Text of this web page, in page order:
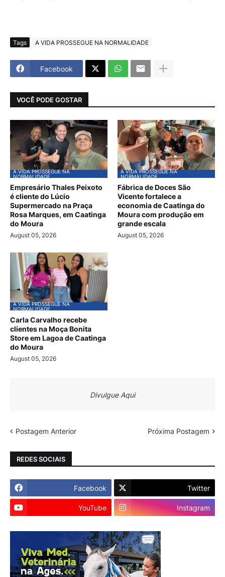
Tags A VIDA PROSSEGUE NA NORMALIDADE
Facebook
VOCÊ PODE GOSTAR
A VIDA PROSSEGUE NA
NORMALIDADE
Empresário Thales Peixoto
é cliente do Lúcio
Supermercado na Praça
Rosa Marques, em Caatinga
do Moura
August 05, 2026
A VIDA PROSSEGUE NA
NORMALIDADE
Fábrica de Doces São
Vicente fortalece a
economia de Caatinga do
Moura com produção em
grande escala
August 05, 2026
A VIDA PROSSEGUE NA
NORMALIDADE
Carla Carvalho recebe
clientes na Moça Bonita
Store em Lagoa de Caatinga
do Moura
August 05, 2026
Divulgue Aqui
Postagem Anterior Próxima Postagem
REDES SOCIAIS
Facebook Twitter
YouTube Instagram